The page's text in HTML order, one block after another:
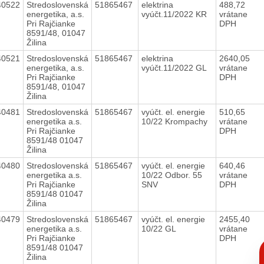
Stredoslovenská
energetika, a.s.
Pri Rajčianke
8591/48, 01047
Žilina
51865467
elektrina
vyúčt.11/2022 KR
488,72
vrátane
DPH
Stredoslovenská
energetika, a.s.
Pri Rajčianke
8591/48, 01047
Žilina
51865467
elektrina
vyúčt.11/2022 GL
2640,05
vrátane
DPH
Stredoslovenská
energetika a.s.
Pri Rajčianke
8591/48 01047
Žilina
51865467
vyúčt. el. energie
10/22 Krompachy
510,65
vrátane
DPH
Stredoslovenská
energetika a.s.
Pri Rajčianke
8591/48 01047
Žilina
51865467
vyúčt. el. energie
10/22 Odbor. 55
SNV
640,46
vrátane
DPH
Stredoslovenská
energetika a.s.
Pri Rajčianke
8591/48 01047
Žilina
51865467
vyúčt. el. energie
10/22 GL
2455,40
vrátane
DPH